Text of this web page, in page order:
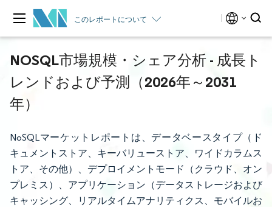
このレポートについて
NOSQL市場規模・シェア分析 - 成長ト
レンドおよび予測（2026年～2031
年）
NoSQLマーケットレポートは、データベースタイプ（ド
キュメントストア、キーバリューストア、ワイドカラムス
トア、その他）、デプロイメントモード（クラウド、オン
プレミス）、アプリケーション（データストレージおよび
キャッシング、リアルタイムアナリティクス、モバイルお